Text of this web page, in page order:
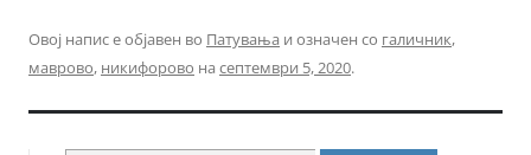
Овој напис е објавен во Патувања и означен со галичник,
маврово, никифорово на септември 5, 2020.